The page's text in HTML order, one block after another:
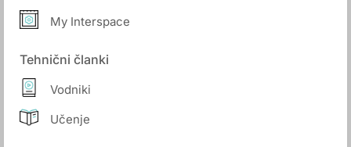
My Interspace
Tehnični članki
Vodniki
Učenje